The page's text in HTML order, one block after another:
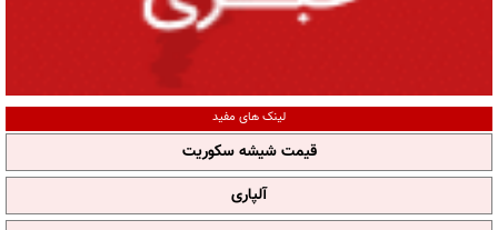
لینک های مفید
قیمت شیشه سکوریت
آلپاری